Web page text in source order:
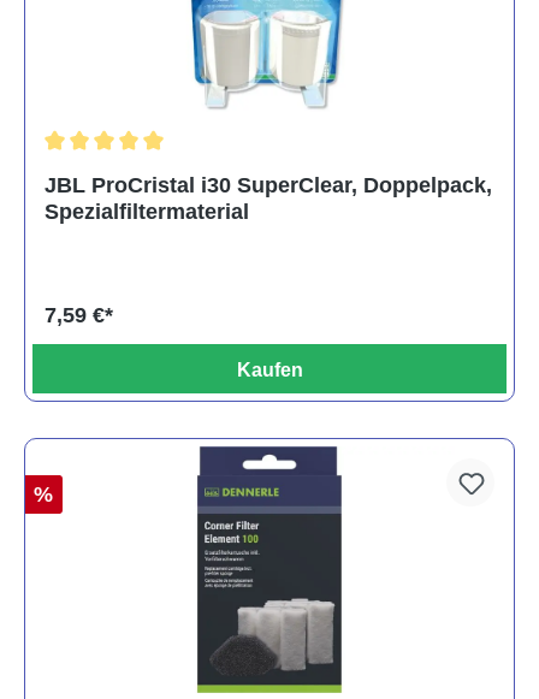
JBL ProCristal i30 SuperClear, Doppelpack,
Spezialfiltermaterial
7,59 €*
Kaufen
%